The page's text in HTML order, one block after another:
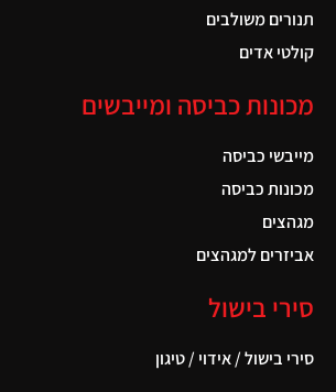
תנורים משולבים
קולטי אדים
מכונות כביסה ומייבשים
מייבשי כביסה
מכונות כביסה
מגהצים
אביזרים למגהצים
סירי בישול
סירי בישול / אידוי / טיגון